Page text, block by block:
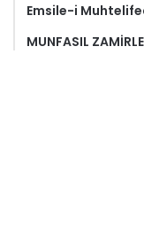
Emsile-i
MUNFASIL